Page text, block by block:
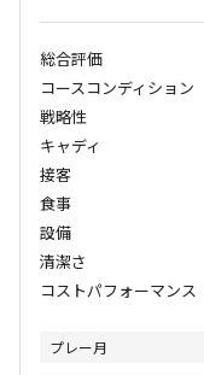
総合評価
コースコンディション
戦略性
キャディ
接客
食事
設備
清潔さ
コストパフォーマンス
プレー月